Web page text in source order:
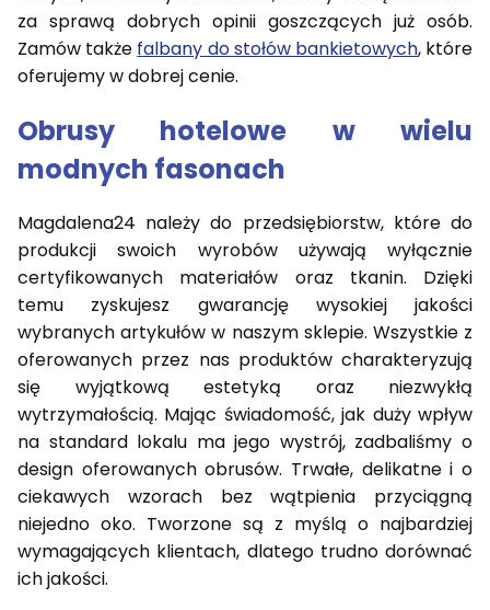
za sprawą dobrych opinii goszczących już osób.
Zamów także falbany do stołów bankietowych, które
oferujemy w dobrej cenie.
Obrusy hotelowe w wielu
modnych fasonach
Magdalena24 należy do przedsiębiorstw, które do
produkcji swoich wyrobów używają wyłącznie
certyfikowanych materiałów oraz tkanin. Dzięki
temu zyskujesz gwarancję wysokiej jakości
wybranych artykułów w naszym sklepie. Wszystkie z
oferowanych przez nas produktów charakteryzują
się wyjątkową estetyką oraz niezwykłą
wytrzymałością. Mając świadomość, jak duży wpływ
na standard lokalu ma jego wystrój, zadbaliśmy o
design oferowanych obrusów. Trwałe, delikatne i o
ciekawych wzorach bez wątpienia przyciągną
niejedno oko. Tworzone są z myślą o najbardziej
wymagających klientach, dlatego trudno dorównać
ich jakości.